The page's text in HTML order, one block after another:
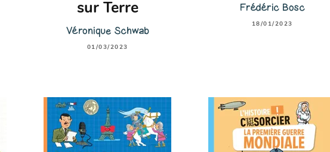
sur Terre
Véronique Schwab
01/03/2023
Frédéric Bosc
18/01/2023